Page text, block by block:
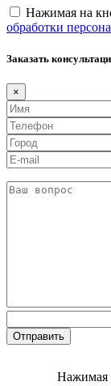
Нажимая на
обработки
Заказать
×
Нажимая